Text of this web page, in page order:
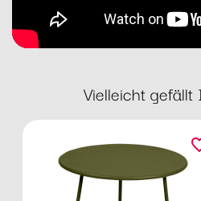
Vielleicht gefällt